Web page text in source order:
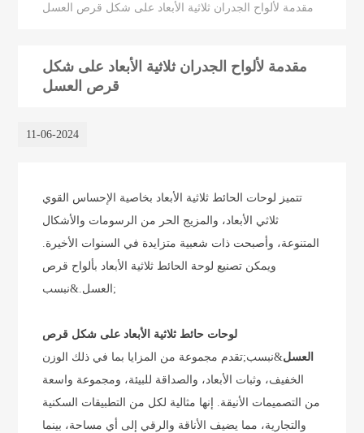
مقدمة لألواح الجدران ثلاثية الأبعاد على شكل قرص العسل
مقدمة لألواح الجدران ثلاثية الأبعاد على شكل
قرص العسل
11-06-2024
تتميز لوحات الحائط ثلاثية الأبعاد بخاصية الإحساس القوي
ثلاثي الأبعاد، والمزيج الحر من الرسومات والأشكال
المتنوعة، وأصبحت ذات شعبية متزايدة في السنوات الأخيرة.
ويمكن تصنيع لوحة الحائط ثلاثية الأبعاد بألواح قرص
العسل.&نبسب;
لوحات حائط ثلاثية الأبعاد على شكل قرص
العسل&نبسب;تقدم مجموعة من المزايا بما في ذلك الوزن
الخفيف، وثبات الأبعاد، والصداقة للبيئة، ومجموعة واسعة
من التصميمات الأنيقة. إنها مثالية لكل من التطبيقات السكنية
والتجارية، مما يضيف الأناقة والرقي إلى أي مساحة، بينما